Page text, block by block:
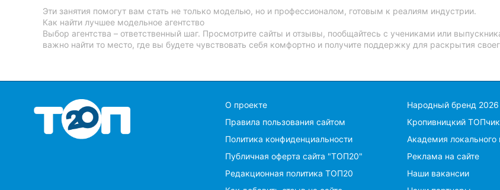
Эти занятия помогут вам стать не только моделью, но и профессионалом, готовым к реалиям индустрии.
Как найти лучшее модельное агентство
Выбор агентства – ответственный шаг. Просмотрите сайты и отзывы, пообщайтесь с учениками или
важно найти то место, где вы будете чувствовать себя комфортно и получите поддержку для раскрытия
O проекте
Правила пользования сайтом
Политика конфиденциальности
Публичная оферта сайта "ТОП20"
Редакционная политика ТОП20
Народный бренд
Кропивницкий ТОПчик
Академия локального
Реклама на сайте
Наши вакансии